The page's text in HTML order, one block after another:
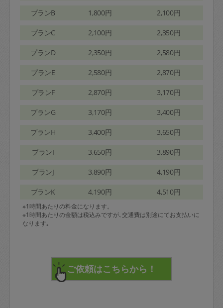
プランB 1,800円 2,100円
プランC 2,100円 2,350円
プランD 2,350円 2,580円
プランE 2,580円 2,870円
プランF 2,870円 3,170円
プランG 3,170円 3,400円
プランH 3,400円 3,650円
プランI 3,650円 3,890円
プランJ 3,890円 4,190円
プランK 4,190円 4,510円
※1時間あたりの料金になります。
※1時間あたりの金額は税込みですが､交通費は別途にてお支払いに
なります｡